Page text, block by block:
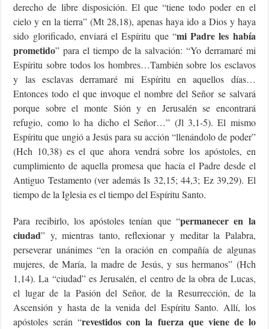
derecho de libre disposición. El que “tiene todo poder en el
cielo y en la tierra” (Mt 28,18), apenas haya ido a Dios y haya
sido glorificado, enviará el Espíritu que “mi Padre les había
prometido” para el tiempo de la salvación: “Yo derramaré mi
Espíritu sobre todos los hombres…También sobre los esclavos
y las esclavas derramaré mi Espíritu en aquellos días…
Entonces todo el que invoque el nombre del Señor se salvará
porque sobre el monte Sión y en Jerusalén se encontrará
refugio, como lo ha dicho el Señor…” (Jl 3,1-5). El mismo
Espíritu que ungió a Jesús para su acción “llenándolo de poder”
(Hch 10,38) es el que ahora vendrá sobre los apóstoles, en
cumplimiento de aquella promesa que hacía el Padre desde el
Antiguo Testamento (ver además Is 32,15; 44,3; Ez 39,29). El
tiempo de la Iglesia es el tiempo del Espíritu Santo.
Para recibirlo, los apóstoles tenían que “permanecer en la
ciudad” y, mientras tanto, reflexionar y meditar la Palabra,
perseverar unánimes “en la oración en compañía de algunas
mujeres, de María, la madre de Jesús, y sus hermanos” (Hch
1,14). La “ciudad” es Jerusalén, el centro de la obra de Lucas,
el lugar de la Pasión del Señor, de la Resurrección, de la
Ascensión y hasta de la venida del Espíritu Santo. Allí, los
apóstoles serán “revestidos con la fuerza que viene de lo